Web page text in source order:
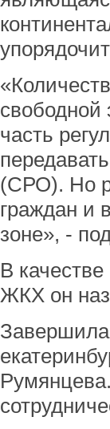
свободной
часть
(СРО). Но
граждан и
зоне», -
В
ЖКХ он